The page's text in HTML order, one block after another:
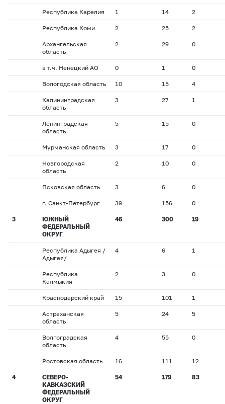
Республика Карелия 1 14 2
Республика Коми 2 25 2
Архангельская
область
2 29 0
в т.ч. Ненецкий АО 0 1 0
Вологодская область 10 15 4
Калининградская
область
3 27 1
Ленинградская
область
5 15 0
Мурманская область 3 17 0
Новгородская
область
2 10 0
Псковская область 3 6 0
г. Санкт-Петербург 39 156 0
3
ЮЖНЫЙ
ФЕДЕРАЛЬНЫЙ
ОКРУГ
46 300 19
Республика Адыгея /
Адыгея/
4 6 1
Республика
Калмыкия
2 3 0
Краснодарский край 15 101 1
Астраханская
область
5 24 5
Волгоградская
область
4 55 0
Ростовская область 16 111 12
4
СЕВЕРО-
КАВКАЗСКИЙ
ФЕДЕРАЛЬНЫЙ
ОКРУГ
54 179 83